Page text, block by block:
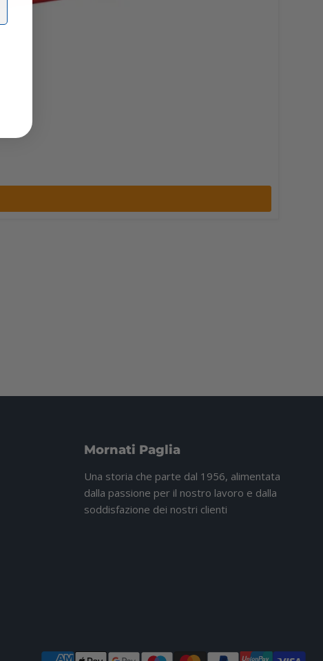
Mornati Paglia
Una storia che parte dal 1956, alimentata
dalla passione per il nostro lavoro e dalla
soddisfazione dei nostri clienti